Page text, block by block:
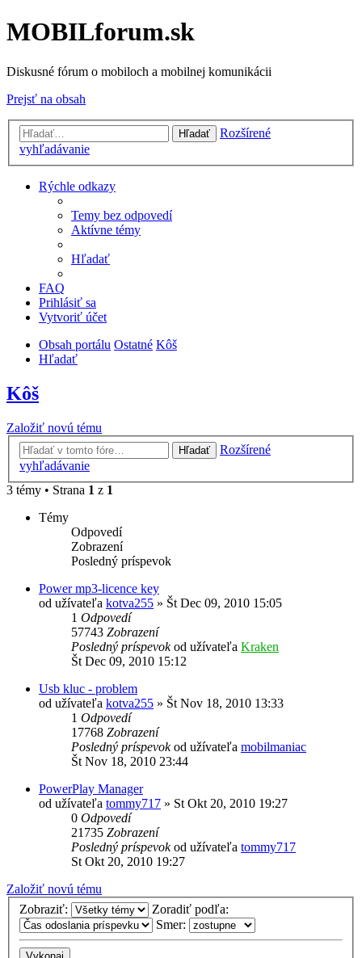
MOBILforum.sk
Diskusné fórum o mobiloch a mobilnej komunikácii
Prejsť na obsah
Hľadať
Rozšírené
vyhľadávanie
Rýchle odkazy
Temy bez odpovedí
Aktívne témy
Hľadať
FAQ
Prihlásiť sa
Vytvoriť účet
Obsah portálu Ostatné Kôš
Hľadať
Kôš
Založiť novú tému
Hľadať
Rozšírené
vyhľadávanie
3 témy • Strana 1 z 1
Témy
Odpovedí
Zobrazení
Posledný príspevok
Power mp3-licence key
od užívateľa kotva255 » Št Dec 09, 2010 15:05
1 Odpovedí
57743 Zobrazení
Posledný príspevokod užívateľa Kraken
Št Dec 09, 2010 15:12
Usb kluc - problem
od užívateľa kotva255 » Št Nov 18, 2010 13:33
1 Odpovedí
17768 Zobrazení
Posledný príspevokod užívateľa mobilmaniac
Št Nov 18, 2010 23:44
PowerPlay Manager
od užívateľa tommy717 » St Okt 20, 2010 19:27
0 Odpovedí
21735 Zobrazení
Posledný príspevokod užívateľa tommy717
St Okt 20, 2010 19:27
Založiť novú tému
Zobraziť:
Zoradiť podľa:
Smer: